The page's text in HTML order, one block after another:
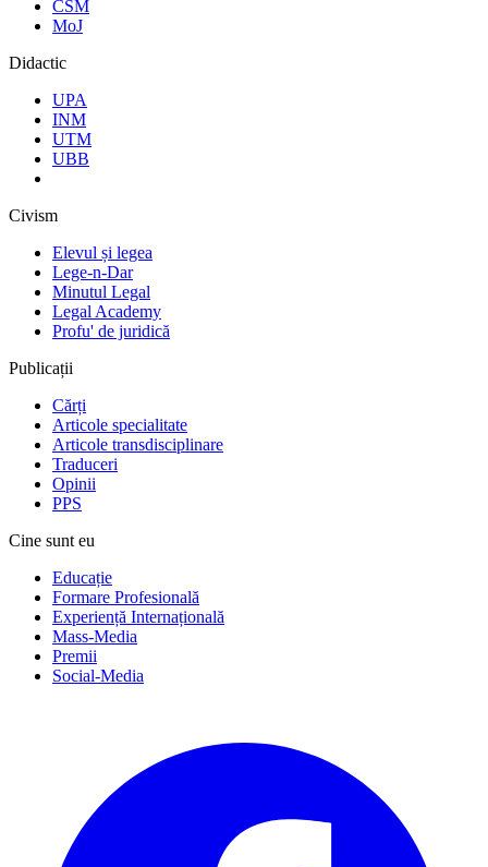
CSM
MoJ
Didactic
UPA
INM
UTM
UBB
Civism
Elevul și legea
Lege-n-Dar
Minutul Legal
Legal Academy
Profu' de juridică
Publicații
Cărți
Articole specialitate
Articole transdisciplinare
Traduceri
Opinii
PPS
Cine sunt eu
Educație
Formare Profesională
Experiență Internațională
Mass-Media
Premii
Social-Media